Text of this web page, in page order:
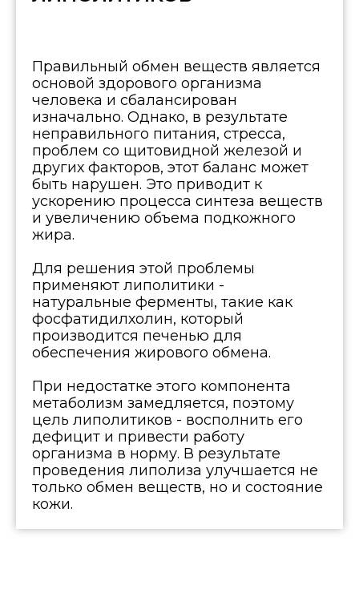
Правильный обмен веществ является
основой здорового организма
человека и сбалансирован
изначально. Однако, в результате
неправильного питания, стресса,
проблем со щитовидной железой и
других факторов, этот баланс может
быть нарушен. Это приводит к
ускорению процесса синтеза веществ
и увеличению объема подкожного
жира.
Для решения этой проблемы
применяют липолитики -
натуральные ферменты, такие как
фосфатидилхолин, который
производится печенью для
обеспечения жирового обмена.
При недостатке этого компонента
метаболизм замедляется, поэтому
цель липолитиков - восполнить его
дефицит и привести работу
организма в норму. В результате
проведения липолиза улучшается не
только обмен веществ, но и состояние
кожи.